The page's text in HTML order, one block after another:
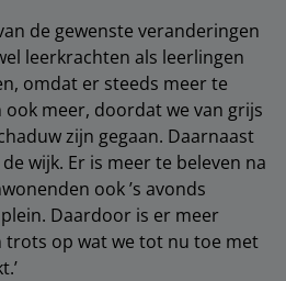
de gewenste veranderingen
leerkrachten als leerlingen
omdat er steeds meer te
ook meer, doordat we van grijs
zijn gegaan. Daarnaast
wijk. Er is meer te beleven na
ook ’s avonds
Daardoor is er meer
trots op wat we tot nu toe met